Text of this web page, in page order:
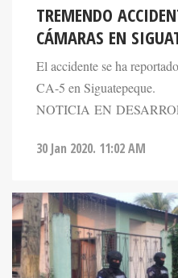
TREMENDO
CÁMARAS EN
El accidente se ha
CA-5 en Siguatepeque.
NOTICIA EN
30 Jan 2020. 11:02 AM